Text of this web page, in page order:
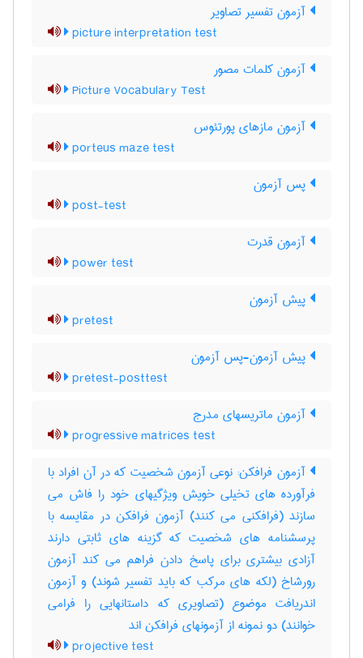
آزمون تفسیر تصاویر
picture interpretation test
آزمون کلمات مصور
Picture Vocabulary Test
آزمون مازهای پورتئوس
porteus maze test
پس آزمون
post-test
آزمون قدرت
power test
پیش آزمون
pretest
پیش آزمون-پس آزمون
pretest-posttest
آزمون ماتریسهای مدرج
progressive matrices test
آزمون فرافکن: نوعی آزمون شخصیت که در آن افراد با
فرآورده های تخیلی خویش ویژگیهای خود را فاش می
سازند (فرافکنی می کنند) آزمون فرافکن در مقایسه با
پرسشنامه های شخصیت که گزینه های ثابتی دارند
آزادی بیشتری برای پاسخ دادن فراهم می کند آزمون
رورشاخ (لکه های مرکب که باید تفسیر شوند) و آزمون
اندریافت موضوع (تصاویری که داستانهایی را فرامی
خوانند) دو نمونه از آزمونهای فرافکن اند
projective test